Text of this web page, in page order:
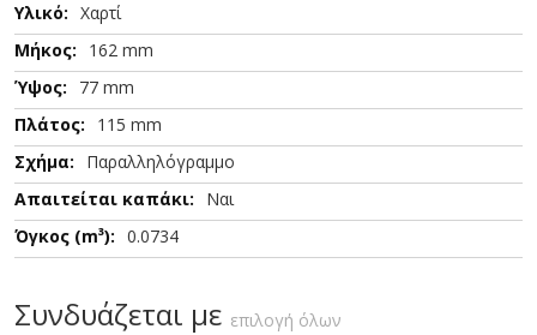
Χαρτί
162 mm
77 mm
115 mm
Παραλληλόγραμμο
Ναι
0.0734
Συνδυάζεται με επιλογή όλων